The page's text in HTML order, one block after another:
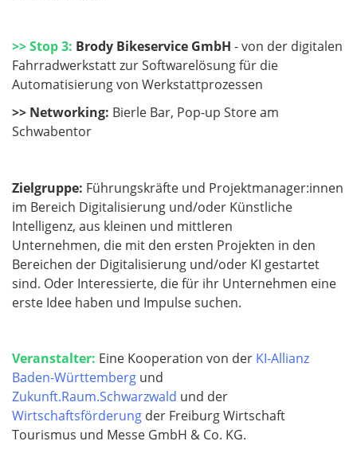
>>Stop 3: Brody Bikeservice GmbH - von der digitalen
Fahrradwerkstatt zur Softwarelösung für die
Automatisierung von Werkstattprozessen
>> Networking: Bierle Bar, Pop-up Store am
Schwabentor
Zielgruppe: Führungskräfte und Projektmanager:innen
im Bereich Digitalisierung und/oder Künstliche
Intelligenz, aus kleinen und mittleren
Unternehmen, die mit den ersten Projekten in den
Bereichen der Digitalisierung und/oder KI gestartet
sind. Oder Interessierte, die für ihr Unternehmen eine
erste Idee haben und Impulse suchen.
Veranstalter: Eine Kooperation von der KI-Allianz
Baden-Württemberg und
Zukunft.Raum.Schwarzwald und der
Wirtschaftsförderung der Freiburg Wirtschaft
Tourismus ​​​​und Messe GmbH & Co. KG.